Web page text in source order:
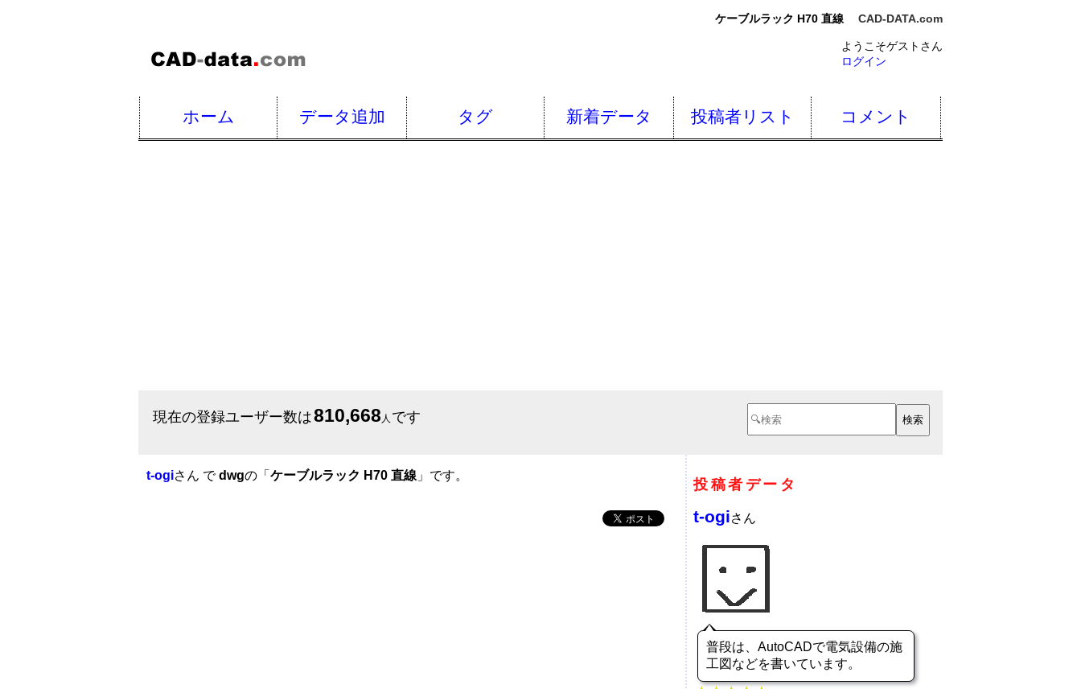
ケーブルラック H70 直線 CAD-DATA.com
ようこそゲストさん
ログイン
ホーム データ追加 タグ 新着データ 投稿者リスト コメント
現在の登録ユーザー数は810,668 人 です
t-ogiさん でdwgの「 ケーブルラック H70 直線 」です。
投稿者データ
t-ogiさん
普段は、AutoCADで電気設備の施
工図などを書いています。